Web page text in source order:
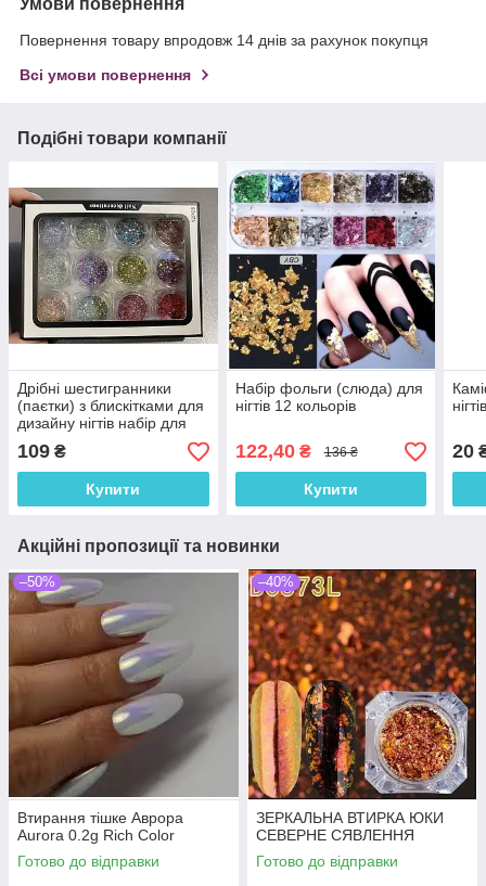
Повернення товару впродовж 14 днів за рахунок покупця
Всі умови повернення
Подібні товари компанії
Дрібні шестигранники
(паєтки) з блискітками для
дизайну нігтів набір для
нігтів 12 шт.
109 ₴
Купити
Набір фольги (слюда) для
нігтів 12 кольорів
122,40₴ 136 ₴
Купити
20
Акційні пропозиції та новинки
–50%
Втирання тішке Аврора
Aurora 0.2g Rich Color
Готово до відправки
–40%
ЗЕРКАЛЬНА ВТИРКА ЮКИ
СЕВЕРНЕ СЯВЛЕННЯ
Готово до відправки